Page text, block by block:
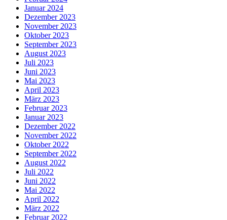
Januar 2024
Dezember 2023
November 2023
Oktober 2023
September 2023
August 2023
Juli 2023
Juni 2023
Mai 2023
April 2023
März 2023
Februar 2023
Januar 2023
Dezember 2022
November 2022
Oktober 2022
September 2022
August 2022
Juli 2022
Juni 2022
Mai 2022
April 2022
März 2022
Februar 2022